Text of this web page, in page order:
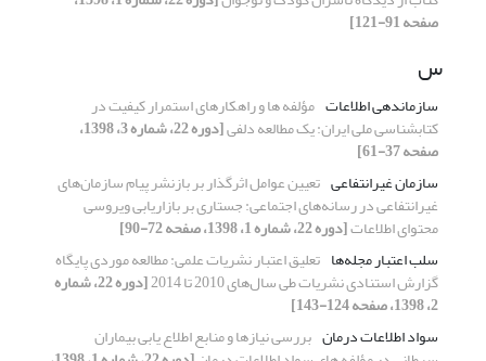
صفحه 91-121]
س
سازماندهی اطلاعات مؤلفه ها و راهکارهای استمرار کیفیت در
کتابشناسی ملی ایران: یک مطالعه دلفی [دوره 22، شماره 3، 1398،
صفحه 37-61]
سازمان غیرانتفاعی تعیین عوامل اثرگذار بر بازنشر پیام سازمان‌های
غیرانتفاعی در رسانه‌های اجتماعی: جستاری بر بازاریابی ویروسی
محتوای اطلاعات[دوره 22، شماره 1، 1398، صفحه 72-90]
سلب اعتبار مجله‌ها تعلیق اعتبار نشریات علمی: مطالعه موردی پایگاه
گزارش استنادی نشریات طی سال‌های 2010 تا 2014 [دوره 22، شماره
2، 1398، صفحه 124-143]
سواد اطلاعات درمان بررسی نیازها و منابع اطلاع یابی بیماران